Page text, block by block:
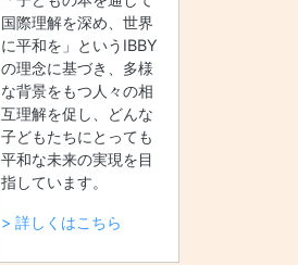
国際理解を深め、世界
に平和を」というIBBY
の理念に基づき、多様
な背景をもつ人々の相
互理解を促し、どんな
子どもたちにとっても
平和な未来の実現を目
指しています。
> 詳しくはこちら